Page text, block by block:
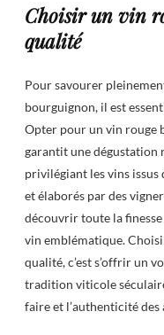
Choisir un vin
qualité
Pour savourer
bourguignon, il est
Opter pour un vin rouge
garantit une dégustation
privilégiant les vins
et élaborés par des
découvrir toute la finesse
vin emblématique.
qualité, c’est s’offrir un
tradition viticole
faire et l’authenticité